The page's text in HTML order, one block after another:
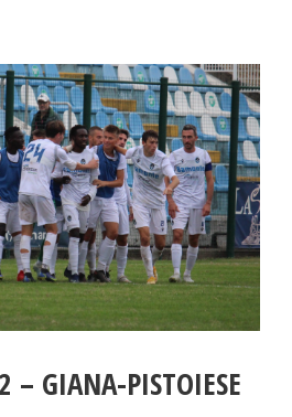
GIANA-PISTOIESE